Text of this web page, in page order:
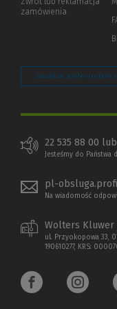
innej
zamówienia
Zarządzaj preferencjami
22 535 88 00
Jesteśmy do
pl-
Na wiadomość
Wolters Kluwer
ul. Przyokopowa 33,
190610277, KRS: